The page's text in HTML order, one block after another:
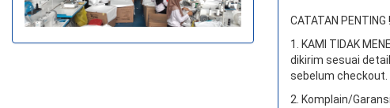
CATATAN PENTING
1. KAMI TIDAK
dikirim sesuai
sebelum checkout.
2. Komplain/